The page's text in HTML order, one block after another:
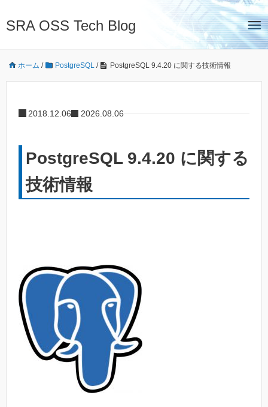
SRA OSS Tech Blog
ホーム / PostgreSQL / PostgreSQL 9.4.20 に関する技術情報
2018.12.06 2026.08.06
PostgreSQL 9.4.20 に関する
技術情報